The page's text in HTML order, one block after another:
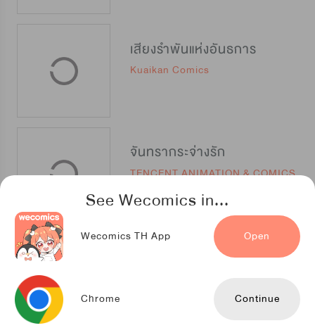
See Wecomics in...
Wecomics TH App Open
Chrome Continue
เสียงรำพันแห่งอันธการ
Kuaikan Comics
จันทรากระจ่างรัก
TENCENT ANIMATION & COMICS
หนึ่งปรารถนาสามชาติภพ